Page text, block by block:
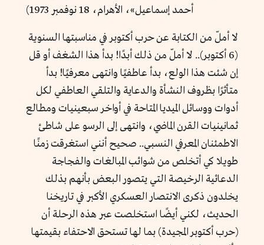
أحمد إسماعيل»، الأهرام، 18 نوفمبر 1973)
لا أملّ من الكتابة عن حرب أكتوبر في مناسبتها السنوية
(6 أكتوبر).. لا أملّ من ذلك أبدًا! بدأ هذا الشغف أو قل
إن شئت هذا الولع، بدأ عاطفيًا وانتهى معرفيًا! بدأ
متأثرًا بظروف النشأة والدعاية والتلقي العاطفي لكل
أدوات ووسائل الميديا المتاحة في أواخر سبعينيات ومطالع
ثمانينيات القرن الماضي، وانتهى إلى الرسو على شاطئ
الاطمئنان المعرفي النسبي.. صحيح أنني استغرقت زمنًا
طويلا كي أتخلص من شوائب المبالغات والفجاجة
الدعائية الرخيصة التي يتصور البعض بأنهم بذلك
يخلدون ذكرى الانتصار العسكري الأكبر في تاريخنا
الحديث، لكني أيضًا استخلصت عبر هذه الرحلة أن
(حرب أكتوبر المجيدة) بما لها تستحق الاحتفاء بقيمتها